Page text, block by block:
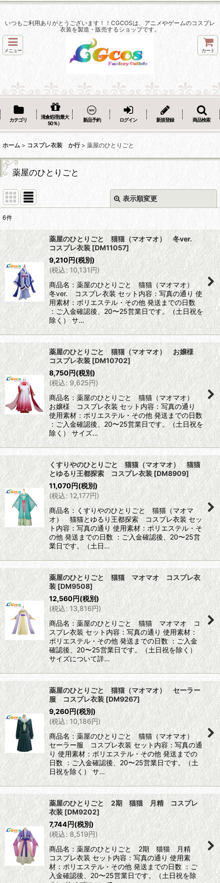
いつもご利用ありがとうございます！！CGCOSは、アニメやゲームのコスプレ
衣装を製造・販売するショップです。
メニュー カート
カテゴリ
清倉処理(最大
50％）
新品予約 ログイン 新規登録 商品検索
ホーム > コスプレ衣装 か行 > 薬屋のひとりごと
薬屋のひとりごと
表示順変更
並び順:
絞り込む
6件
薬屋のひとりごと 猫猫（マオマオ） 冬ver.
コスプレ衣装[DM11057]
9,210円(税別)
(税込: 10,131円)
商品名：薬屋のひとりごと 猫猫（マオマオ）
冬ver. コスプレ衣装 セット内容：写真の通り 使
用素材：ポリエステル・その他 発送までの日数
：ご入金確認後、20〜25営業日です。（土日祝を
除く） サ…
薬屋のひとりごと 猫猫（マオマオ） お嬢様
コスプレ衣装[DM10702]
8,750円(税別)
(税込: 9,625円)
商品名：薬屋のひとりごと 猫猫（マオマオ）
お嬢様 コスプレ衣装 セット内容：写真の通り
使用素材：ポリエステル・その他 発送までの日数
：ご入金確認後、20〜25営業日です。（土日祝を
除く） サイズ…
くすりやのひとりごと 猫猫（マオマオ） 猫猫
とゆるり王都探索 コスプレ衣装 [DM8909]
11,070円(税別)
(税込: 12,177円)
商品名：くすりやのひとりごと 猫猫（マオマ
オ） 猫猫とゆるり王都探索 コスプレ衣装 セッ
ト内容：写真の通り 使用素材：ポリエステル・そ
の他 発送までの日数 ：ご入金確認後、20〜25営
業日です。（土日…
薬屋のひとりごと 猫猫 マオマオ コスプレ衣
装 [DM9508]
12,560円(税別)
(税込: 13,816円)
商品名：薬屋のひとりごと 猫猫 マオマオ コ
スプレ衣装 セット内容：写真の通り 使用素材：
ポリエステル・その他 発送までの日数 ：ご入金
確認後、20〜25営業日です。（土日祝を除く）
サイズについて詳…
薬屋のひとりごと 猫猫（マオマオ） セーラー
服 コスプレ衣装 [DM9267]
9,260円(税別)
(税込: 10,186円)
商品名：薬屋のひとりごと 猫猫（マオマオ）
セーラー服 コスプレ衣装 セット内容：写真の通
り 使用素材：ポリエステル・その他 発送までの
日数 ：ご入金確認後、20〜25営業日です。（土
日祝を除く） サ…
薬屋のひとりごと 2期 猫猫 月精 コスプレ
衣装[DM9202]
7,744円(税別)
(税込: 8,519円)
商品名：薬屋のひとりごと 2期 猫猫 月精
コスプレ衣装 セット内容：写真の通り 使用素
材：ポリエステル・その他 発送までの日数 ：ご
入金確認後、20〜25営業日です。（土日祝を除